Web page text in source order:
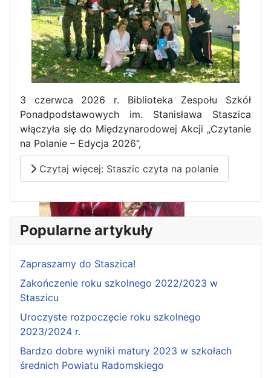
Zakończenie praktyk w
Portugalii
Rozpoczęcie kampanii „Gotowi
na kryzys” w ZSP w Iłży
Pierwszy tydzień praktyk
w Portugalii za nami!
3 czerwca 2026 r. Biblioteka Zespołu Szkół
Ponadpodstawowych im. Stanisława Staszica
włączyła się do Międzynarodowej Akcji „Czytanie
na Polanie – Edycja 2026”,
Czytaj więcej: Staszic czyta na polanie
Popularne artykuły
Zapraszamy do Staszica!
Zakończenie roku szkolnego 2022/2023 w
Staszicu
Uroczyste rozpoczęcie roku szkolnego
2023/2024 r.
Bardzo dobre wyniki matury 2023 w szkołach
średnich Powiatu Radomskiego